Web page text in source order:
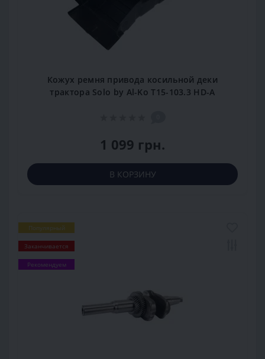
Кожух ремня привода косильной деки
трактора Solo by Al-Ko T15-103.3 HD-A
1 099 грн.
В КОРЗИНУ
Популярный
Заканчивается
Рекомендуем